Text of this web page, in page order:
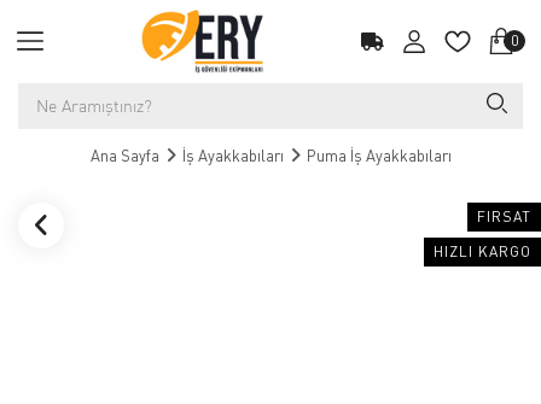
0
Ana Sayfa İş Ayakkabıları Puma İş Ayakkabıları
FIRSAT
HIZLI KARGO